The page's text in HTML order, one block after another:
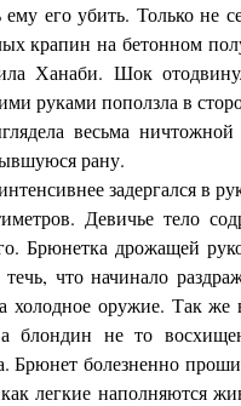
его убить. Только не
крапин на бетонном
Ханаби. Шок
руками поползла в
весьма
рану.
задергался в
Девичье тело
Брюнетка дрожащей
что начинало
холодное оружие. Так
не то
Брюнет болезненно
легкие наполняются